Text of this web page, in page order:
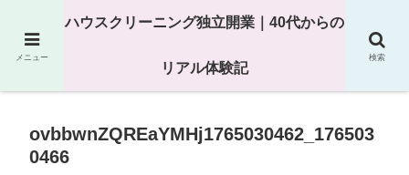
25年以上の現場経験をもとにハウスクリーニング独立の現実
ovbbwnZQREaYMHj1765030462_176503
0466
メニュー
ハウスクリーニング独立開業｜40代からの
リアル体験記
検索